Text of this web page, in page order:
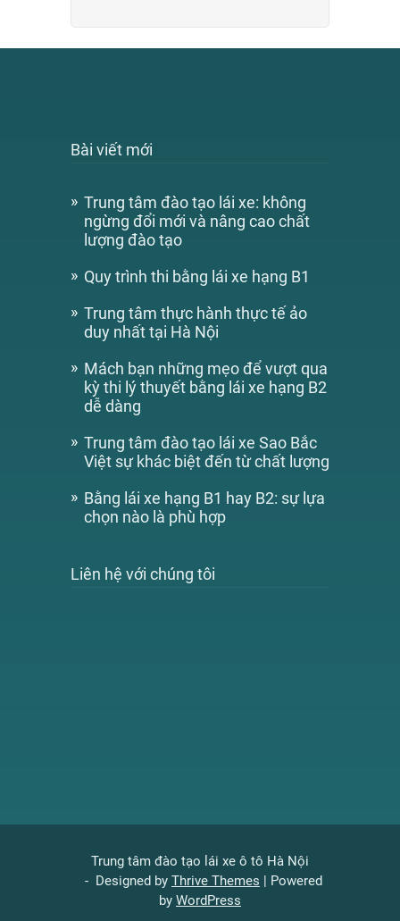
Bài viết mới
Trung tâm đào tạo lái xe: không
ngừng đổi mới và nâng cao chất
lượng đào tạo
Quy trình thi bằng lái xe hạng B1
Trung tâm thực hành thực tế ảo
duy nhất tại Hà Nội
Mách bạn những mẹo để vượt qua
kỳ thi lý thuyết bằng lái xe hạng B2
dễ dàng
Trung tâm đào tạo lái xe Sao Bắc
Việt sự khác biệt đến từ chất lượng
Bằng lái xe hạng B1 hay B2: sự lựa
chọn nào là phù hợp
Liên hệ với chúng tôi
Trung tâm đào tạo lái xe ô tô Hà Nội
- Designed by Thrive Themes | Powered
by WordPress